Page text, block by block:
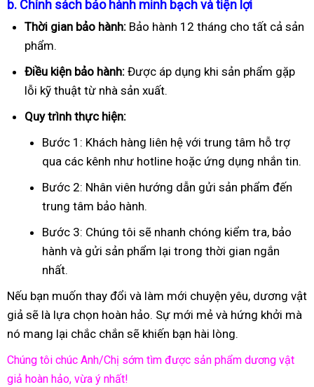
b. Chính sách bảo hành minh bạch và tiện lợi
Thời gian bảo hành: Bảo hành 12 tháng cho tất cả sản
phẩm.
Điều kiện bảo hành: Được áp dụng khi sản phẩm gặp
lỗi kỹ thuật từ nhà sản xuất.
Quy trình thực hiện:
Bước 1: Khách hàng liên hệ với trung tâm hỗ trợ
qua các kênh như hotline hoặc ứng dụng nhắn tin.
Bước 2: Nhân viên hướng dẫn gửi sản phẩm đến
trung tâm bảo hành.
Bước 3: Chúng tôi sẽ nhanh chóng kiểm tra, bảo
hành và gửi sản phẩm lại trong thời gian ngắn
nhất.
Nếu bạn muốn thay đổi và làm mới chuyện yêu, dương vật
giả sẽ là lựa chọn hoàn hảo. Sự mới mẻ và hứng khởi mà
nó mang lại chắc chắn sẽ khiến bạn hài lòng.
Chúng tôi chúc Anh/Chị sớm tìm được sản phẩm dương vật
giả hoàn hảo, vừa ý nhất!